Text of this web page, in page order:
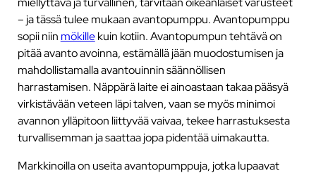
– ja tässä tulee mukaan avantopumppu. Avantopumppu
sopii niin mökillekuin kotiin. Avantopumpun tehtävä on
pitää avanto avoinna, estämällä jään muodostumisen ja
mahdollistamalla avantouinnin säännöllisen
harrastamisen. Näppärä laite ei ainoastaan takaa pääsyä
virkistävään veteen läpi talven, vaan se myös minimoi
avannon ylläpitoon liittyvää vaivaa, tekee harrastuksesta
turvallisemman ja saattaa jopa pidentää uimakautta.
Markkinoilla on useita avantopumppuja, jotka lupaavat